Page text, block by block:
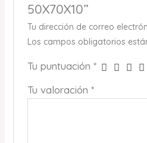
50X70X10”
Tu dirección de correo
Los campos obligatorios
Tu puntuación *
Tu valoración *